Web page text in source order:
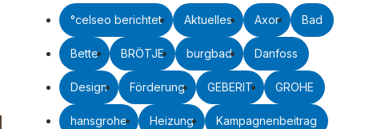
°celseo berichtet Aktuelles Axor Bad
Bette BRÖTJE burgbad Danfoss
Design Förderung GEBERIT GROHE
hansgrohe Heizung Kampagnenbeitrag